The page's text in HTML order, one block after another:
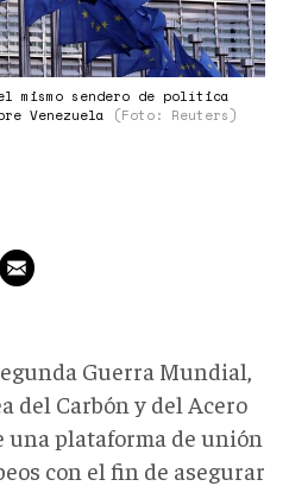
mismo sendero de política
Venezuela
(Foto: Reuters)
Guerra Mundial,
del Carbón y del Acero
una plataforma de unión
con el fin de asegurar